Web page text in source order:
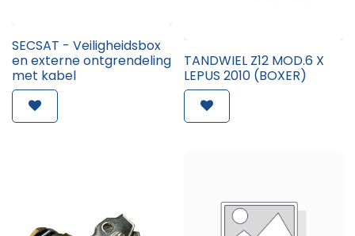
SECSAT - Veiligheidsbox
en externe ontgrendeling
met kabel
TANDWIEL Z12 MOD.6 X
LEPUS 2010 (BOXER)